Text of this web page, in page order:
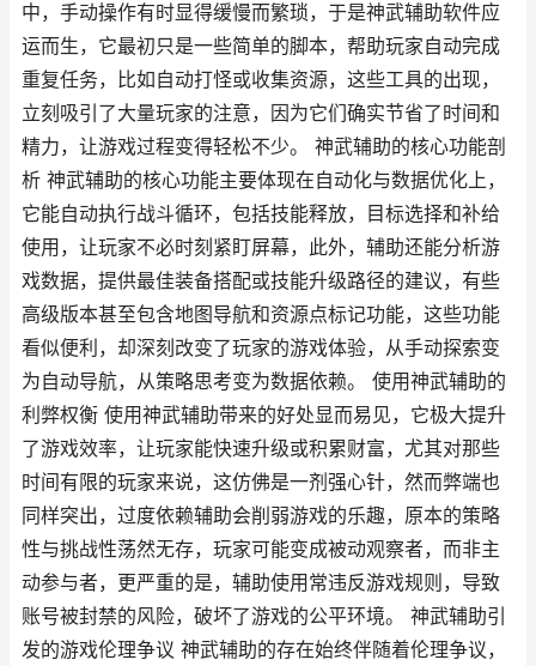
中，手动操作有时显得缓慢而繁琐，于是神武辅助软件应
运而生，它最初只是一些简单的脚本，帮助玩家自动完成
重复任务，比如自动打怪或收集资源，这些工具的出现，
立刻吸引了大量玩家的注意，因为它们确实节省了时间和
精力，让游戏过程变得轻松不少。 神武辅助的核心功能剖
析 神武辅助的核心功能主要体现在自动化与数据优化上，
它能自动执行战斗循环，包括技能释放，目标选择和补给
使用，让玩家不必时刻紧盯屏幕，此外，辅助还能分析游
戏数据，提供最佳装备搭配或技能升级路径的建议，有些
高级版本甚至包含地图导航和资源点标记功能，这些功能
看似便利，却深刻改变了玩家的游戏体验，从手动探索变
为自动导航，从策略思考变为数据依赖。 使用神武辅助的
利弊权衡 使用神武辅助带来的好处显而易见，它极大提升
了游戏效率，让玩家能快速升级或积累财富，尤其对那些
时间有限的玩家来说，这仿佛是一剂强心针，然而弊端也
同样突出，过度依赖辅助会削弱游戏的乐趣，原本的策略
性与挑战性荡然无存，玩家可能变成被动观察者，而非主
动参与者，更严重的是，辅助使用常违反游戏规则，导致
账号被封禁的风险，破坏了游戏的公平环境。 神武辅助引
发的游戏伦理争议 神武辅助的存在始终伴随着伦理争议，